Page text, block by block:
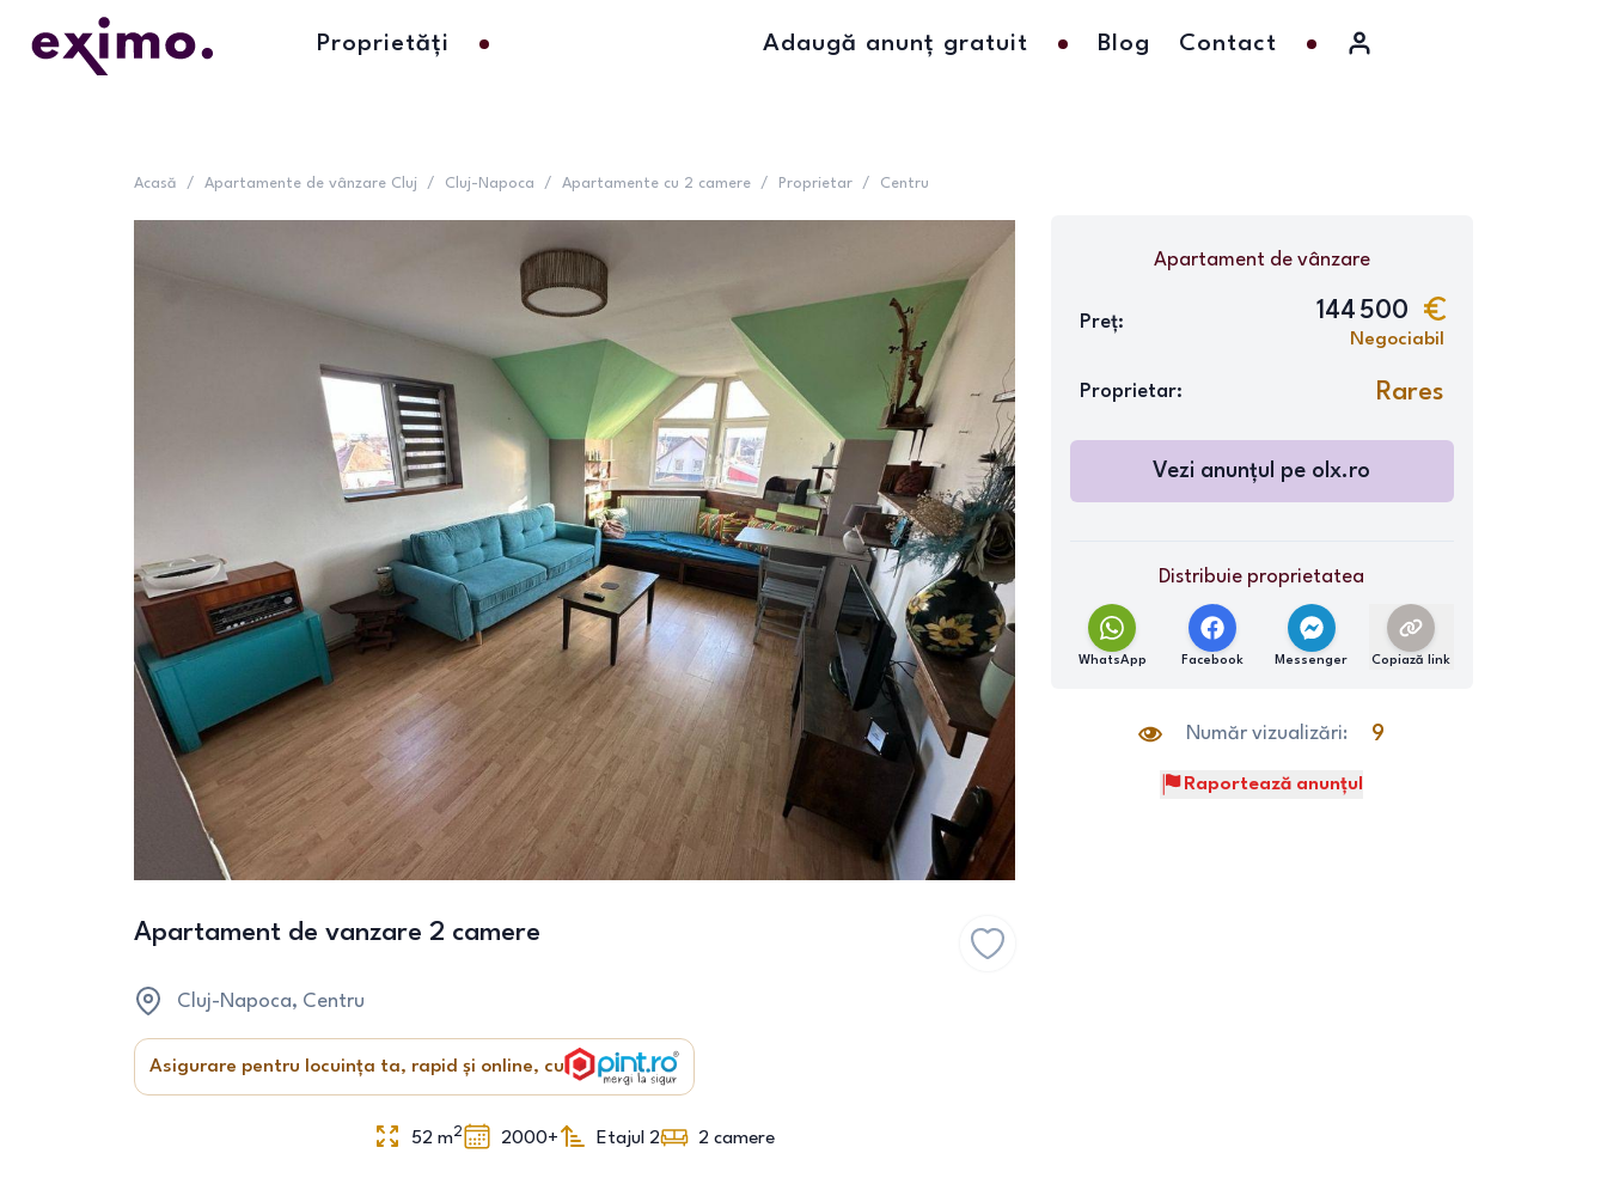
Proprietăți Adaugă anunț gratuit Blog Contact
Acasă / Apartamente de vânzare Cluj / Cluj-Napoca / Apartamente cu 2 camere / Proprietar / Centru
Apartament de vanzare 2 camere
Cluj-Napoca, Centru
Asigurare pentru locuința ta, rapid și online, cu
52 m2 2000+ Etajul 2 2 camere
Apartamentde vânzare
Preț: 144 500
Negociabil
Proprietar: Rares
Vezi anunțul pe olx.ro
Distribuie proprietatea
WhatsApp Facebook Messenger Copiază link
Număr vizualizări: 9
Raportează anunțul